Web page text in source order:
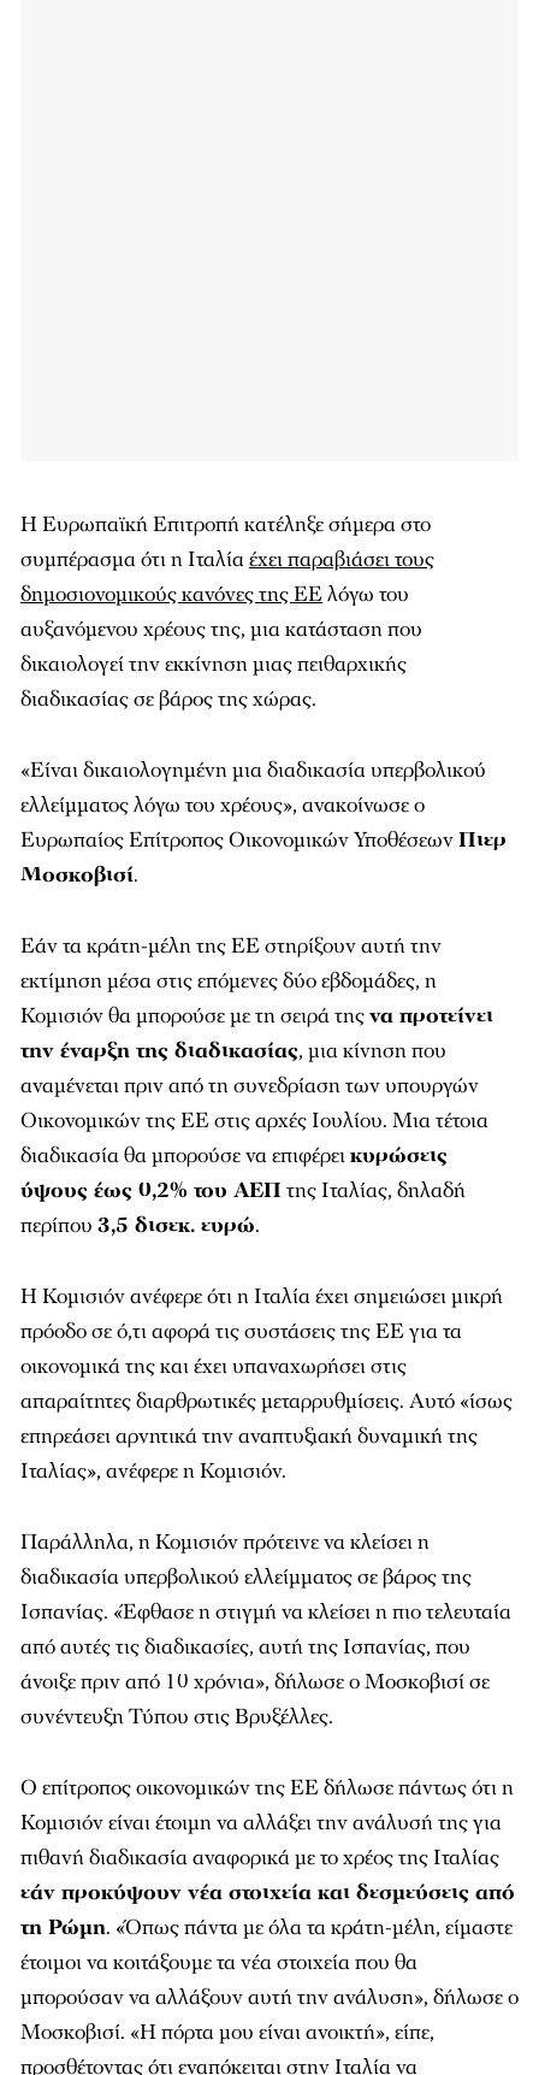
Η Ευρωπαϊκή Επιτροπή κατέληξε σήμερα στο
συμπέρασμα ότι η Ιταλίαέχει παραβιάσει τους
δημοσιονομικούς κανόνες της ΕΕλόγω του
αυξανόμενου χρέους της, μια κατάσταση που
δικαιολογεί την εκκίνηση μιας πειθαρχικής
διαδικασίας σε βάρος της χώρας.
«Είναι δικαιολογημένη μια διαδικασία υπερβολικού
ελλείμματος λόγω του χρέους», ανακοίνωσε ο
Ευρωπαίος Επίτροπος Οικονομικών ΥποθέσεωνΠιερ
Μοσκοβισί.
Εάν τα κράτη-μέλη της ΕΕ στηρίξουν αυτή την
εκτίμηση μέσα στις επόμενες δύο εβδομάδες, η
Κομισιόν θα μπορούσε με τη σειρά τηςνα προτείνει
την έναρξη της διαδικασίας, μια κίνηση που
αναμένεται πριν από τη συνεδρίαση των υπουργών
Οικονομικών της ΕΕ στις αρχές Ιουλίου. Μια τέτοια
διαδικασία θα μπορούσε να επιφέρεικυρώσεις
ύψους έως 0,2% του ΑΕΠ της Ιταλίας, δηλαδή
περίπου 3,5 δισεκ. ευρώ.
Η Κομισιόν ανέφερε ότι η Ιταλία έχει σημειώσει μικρή
πρόοδο σε ό,τι αφορά τις συστάσεις της ΕΕ για τα
οικονομικά της και έχει υπαναχωρήσει στις
απαραίτητες διαρθρωτικές μεταρρυθμίσεις. Αυτό «ίσως
επηρεάσει αρνητικά την αναπτυξιακή δυναμική της
Ιταλίας», ανέφερε η Κομισιόν.
Παράλληλα, η Κομισιόν πρότεινε να κλείσει η
διαδικασία υπερβολικού ελλείμματος σε βάρος της
Ισπανίας. «Έφθασε η στιγμή να κλείσει η πιο τελευταία
από αυτές τις διαδικασίες, αυτή της Ισπανίας, που
άνοιξε πριν από 10 χρόνια», δήλωσε ο Μοσκοβισί σε
συνέντευξη Τύπου στις Βρυξέλλες.
Ο επίτροπος οικονομικών της ΕΕ δήλωσε πάντως ότι η
Κομισιόν είναι έτοιμη να αλλάξει την ανάλυσή της για
πιθανή διαδικασία αναφορικά με το χρέος της Ιταλίας
εάν προκύψουν νέα στοιχεία και δεσμεύσεις από
τη Ρώμη. «Όπως πάντα με όλα τα κράτη-μέλη, είμαστε
έτοιμοι να κοιτάξουμε τα νέα στοιχεία που θα
μπορούσαν να αλλάξουν αυτή την ανάλυση», δήλωσε ο
Μοσκοβισί. «Η πόρτα μου είναι ανοικτή», είπε,
προσθέτοντας ότι εναπόκειται στην Ιταλία να